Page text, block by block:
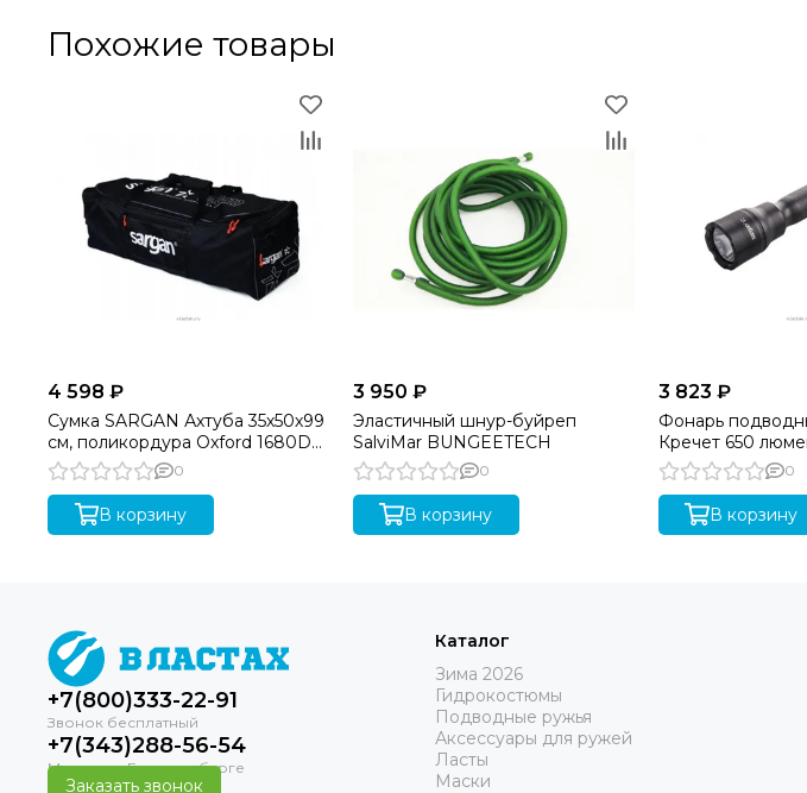
Похожие товары
4 598 ₽
Сумка SARGAN Ахтуба 35х50х99
см, поликордура Oxford 1680D
PU, черный
0
В корзину
3 950 ₽
Эластичный шнур-буйреп
SalviMar BUNGEETECH
0
В корзину
3 823 ₽
Фонарь
Кречет 650
0
В корзину
+7(800)333-22-91
+7(343)288-56-54
Заказать звонок
Каталог
Зима 2026
Гидрокостюмы
Подводные ружья
Аксессуары для ружей
Ласты
Маски